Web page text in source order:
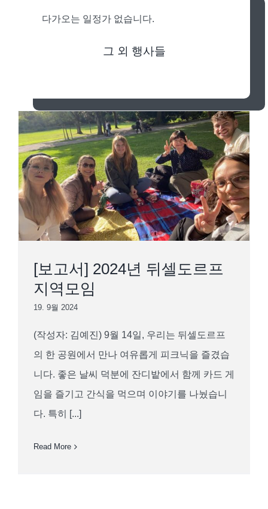
generation.de 로 보내주십시오.
다가오는 일정가 없습니다.
그 외 행사들
[보고서] 2024년 뒤셀도르프 지역모임
[보고서] 2024년 뒤셀도르프
지역모임
19. 9월 2024
(작성자: 김예진) 9월 14일, 우리는 뒤셀도르프
의 한 공원에서 만나 여유롭게 피크닉을 즐겼습
니다. 좋은 날씨 덕분에 잔디밭에서 함께 카드 게
임을 즐기고 간식을 먹으며 이야기를 나눴습니
다. 특히 [...]
Read More